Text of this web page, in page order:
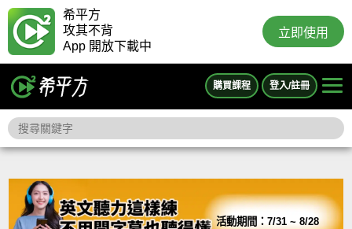
希平方
攻其不背
App 開放下載中
立即使用
購買課程 登入/註冊
活動期間：7/31 ~ 8/28